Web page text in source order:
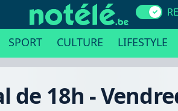
SPORT CULTURE LIFESTYLE
de 18h -